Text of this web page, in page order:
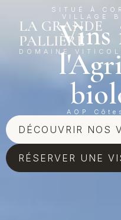
LA GRANDE
PALLIÈRE
DOMAINE
SITUÉ À
VILLAGE
Vins
AOP
DÉCOUVRIR NOS
RÉSERVER UNE